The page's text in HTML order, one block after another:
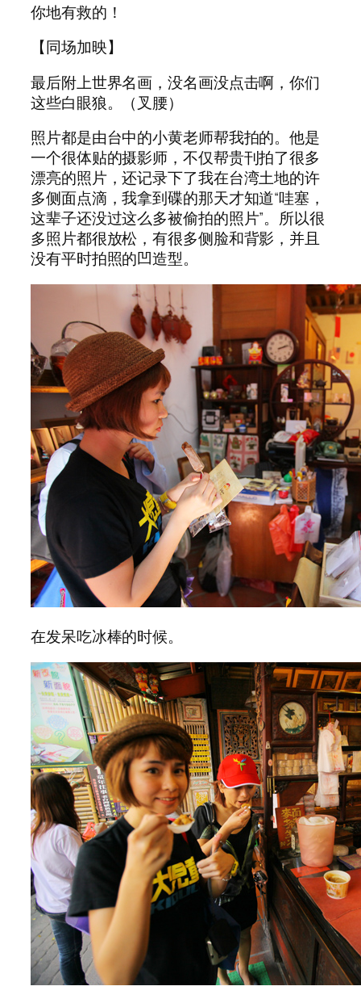
你地有救的！
【同场加映】
最后附上世界名画，没名画没点击啊，你们
这些白眼狼。（叉腰）
照片都是由台中的小黄老师帮我拍的。他是
一个很体贴的摄影师，不仅帮贵刊拍了很多
漂亮的照片，还记录下了我在台湾土地的许
多侧面点滴，我拿到碟的那天才知道“哇塞，
这辈子还没过这么多被偷拍的照片”。所以很
多照片都很放松，有很多侧脸和背影，并且
没有平时拍照的凹造型。
在发呆吃冰棒的时候。